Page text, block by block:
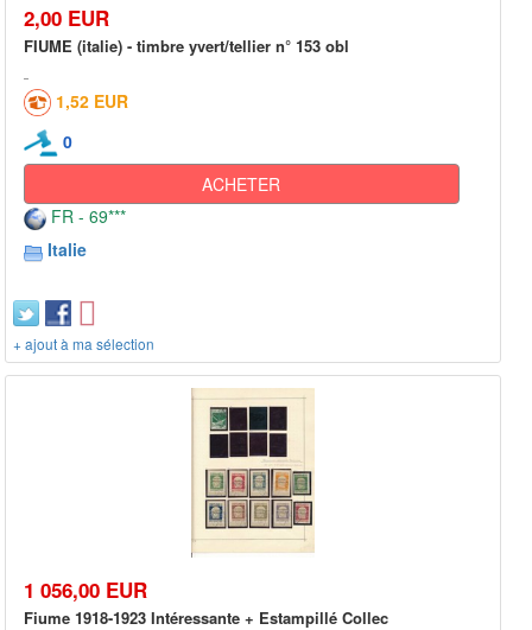
2,00 EUR
FIUME (italie) - timbre yvert/tellier n° 153 obl
1,52 EUR
0
ACHETER
FR - 69***
Italie
+ ajout à ma sélection
1 056,00 EUR
Fiume 1918-1923 Intéressante + Estampillé Collec